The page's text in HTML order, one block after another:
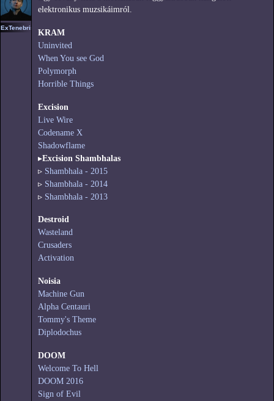
ExTenebris
elektronikus muzsikáimról.
KRAM
Uninvited
When You see God
Polymorph
Horrible Things
Excision
Live Wire
Codename X
Shadowflame
▸Excision Shambhalas
▹ Shambhala - 2015
▹ Shambhala - 2014
▹ Shambhala - 2013
Destroid
Wasteland
Crusaders
Activation
Noisia
Machine Gun
Alpha Centauri
Tommy's Theme
Diplodochus
DOOM
Welcome To Hell
DOOM 2016
Sign of Evil